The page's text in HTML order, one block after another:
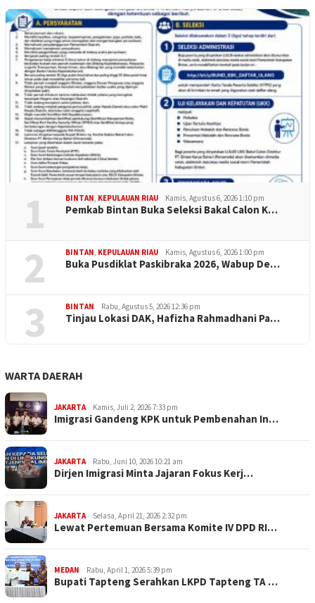
1 BINTAN KEPULAUAN RIAU Kamis, Agustus 6, 2026 1:10 pm
Pemkab Bintan Buka Seleksi Bakal Calon K…
2 BINTAN KEPULAUAN RIAU Kamis, Agustus 6, 2026 1:00 pm
Buka Pusdiklat Paskibraka 2026, Wabup De…
3 BINTAN Rabu, Agustus 5, 2026 12:36 pm
Tinjau Lokasi DAK, Hafizha Rahmadhani Pa…
WARTA DAERAH
JAKARTA Kamis, Juli 2, 2026 7:33 pm
Imigrasi Gandeng KPK untuk Pembenahan In…
JAKARTA Rabu, Juni 10, 2026 10:21 am
Dirjen Imigrasi Minta Jajaran Fokus Kerj…
JAKARTA Selasa, April 21, 2026 2:32 pm
Lewat Pertemuan Bersama Komite IV DPD RI…
MEDAN Rabu, April 1, 2026 5:39 pm
Bupati Tapteng Serahkan LKPD Tapteng TA …